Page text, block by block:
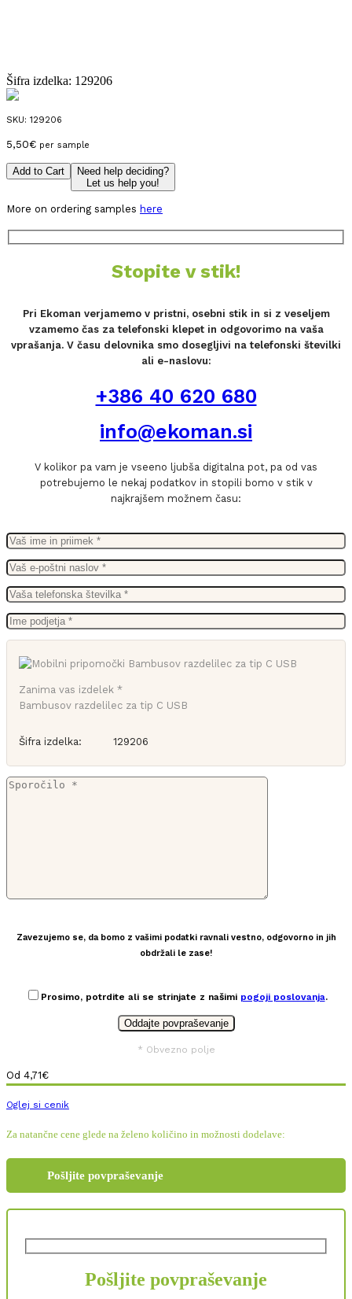
Šifra izdelka: 129206
SKU: 129206
5,50€ per sample
Add to Cart
Need help deciding?
Let us help you!
More on ordering samples here
Stopite v stik!
Pri Ekoman verjamemo v pristni, osebni stik in si z veseljem
vzamemo čas za telefonski klepet in odgovorimo na vaša
vprašanja. V času delovnika smo dosegljivi na telefonski številki
ali e-naslovu:
+386 40 620 680
info@ekoman.si
V kolikor pa vam je vseeno ljubša digitalna pot, pa od vas
potrebujemo le nekaj podatkov in stopili bomo v stik v
najkrajšem možnem času:
Zanima vas izdelek *
Bambusov razdelilec za tip C USB
Šifra izdelka: 129206
Zavezujemo se, da bomo z vašimi podatki ravnali vestno, odgovorno in jih
obdržali le zase!
Prosimo, potrdite ali se strinjate z našimi pogoji poslovanja.
* Obvezno polje
Od 4,71€
Oglej si cenik
Za natančne cene glede na želeno količino in možnosti dodelave:
Pošljite povpraševanje
Pošljite povpraševanje